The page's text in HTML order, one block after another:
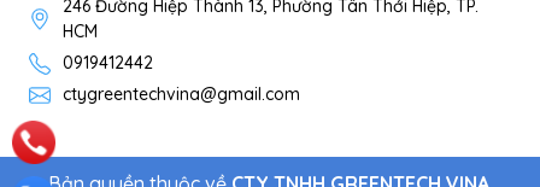
246 Đường Hiệp Thành 13, Phường Tân Thới Hiệp, TP.
HCM
0919412442
ctygreentechvina@gmail.com